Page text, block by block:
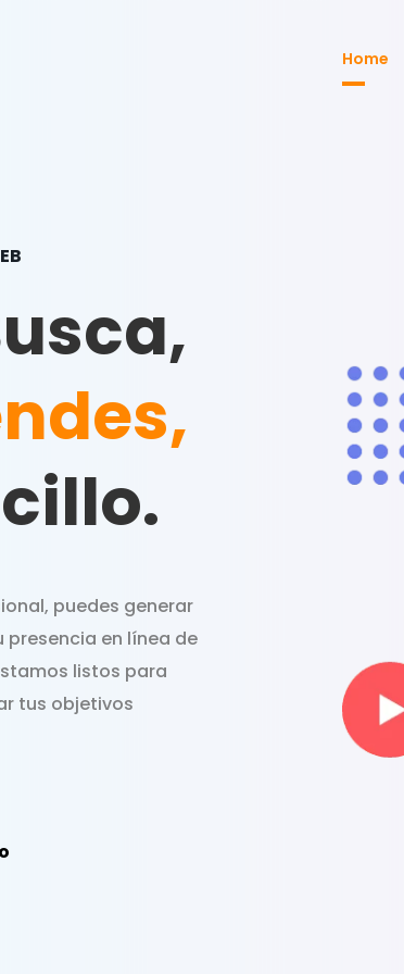
Home
puedes generar
en línea de
listos para
tus objetivos